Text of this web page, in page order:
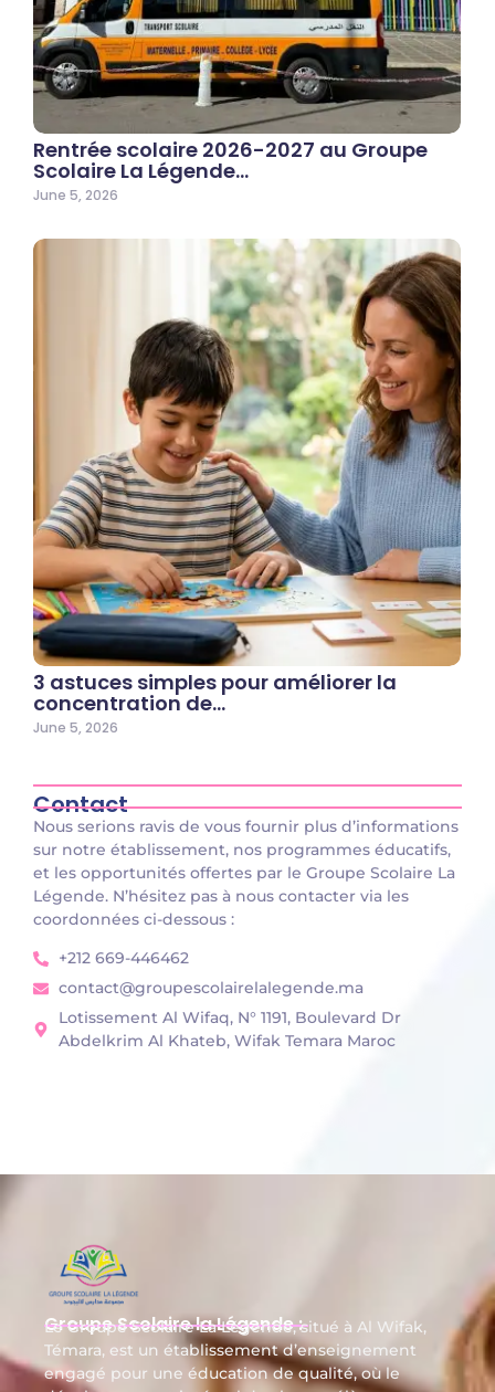
Rentrée scolaire 2026-2027 au Groupe
Scolaire La Légende…
June 5, 2026
3 astuces simples pour améliorer la
concentration de…
June 5, 2026
Contact
Nous serions ravis de vous fournir plus d’informations
sur notre établissement, nos programmes éducatifs,
et les opportunités offertes par le Groupe Scolaire La
Légende. N’hésitez pas à nous contacter via les
coordonnées ci-dessous :
+212 669-446462
contact@groupescolairelalegende.ma
Lotissement Al Wifaq, N° 1191, Boulevard Dr
Abdelkrim Al Khateb, Wifak Temara Maroc
Groupe Scolaire la Légende :
Le Groupe Scolaire La Légende, situé à Al Wifak,
Témara, est un établissement d’enseignement
engagé pour une éducation de qualité, où le